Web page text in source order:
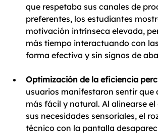
que respetaba sus canales de
preferentes, los estudiantes
motivación intrínseca elevada,
más tiempo interactuando con
forma efectiva y sin signos de
Optimización de la eficiencia
usuarios manifestaron sentir que
más fácil y natural. Al alinearse el
sus necesidades sensoriales, el
técnico con la pantalla